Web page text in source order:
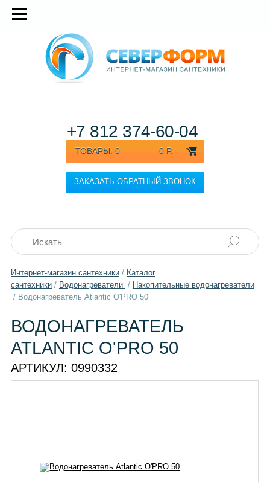
ТОВАРЫ: 0 0 Р.
ЗАКАЗАТЬ ОБРАТНЫЙ ЗВОНОК
+7 812 374-60-04
Интернет-магазин сантехники/ Каталог
сантехники/ Водонагреватели / Накопительные водонагреватели
/ Водонагреватель Atlantic O'PRO 50
ВОДОНАГРЕВАТЕЛЬ
ATLANTIC O'PRO 50
АРТИКУЛ: 0990332